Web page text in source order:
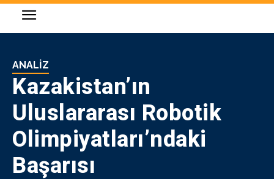
ANALIZ
Kazakistan’ın
Uluslararası Robotik
Olimpiyatları’ndaki
Başarısı